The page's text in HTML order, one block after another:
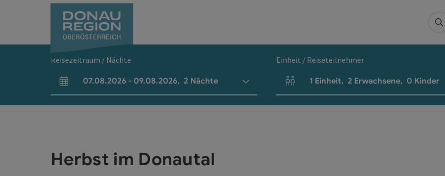
Reisezeitraum / Nächte
An- und Abreisefelder
07.08.2026 - 09.08.2026, 2 Nächte
Einheit / Reiseteilnehmer
Einheitenanzahl und Personenfelder
1 Einheit, 2 Erwachsene, 0 Kinder
Herbst im Donautal